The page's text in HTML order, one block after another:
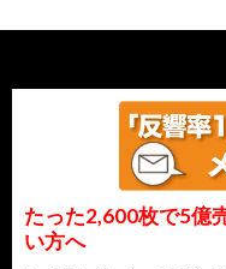
たった2,600枚で5億
い方へ